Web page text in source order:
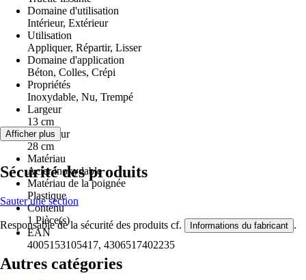
Domaine d'utilisation
Intérieur, Extérieur
Utilisation
Appliquer, Répartir, Lisser
Domaine d'application
Béton, Colles, Crépi
Propriétés
Inoxydable, Nu, Trempé
Largeur
13 cm
Longueur
28 cm
Matériau
Acier inoxydable
Matériau de la poignée
Plastique
Contenu
1 Pièce(s)
EAN
4005153105417, 4306517402235
Afficher plus
Sécurité des produits
Sauter une section
Responsable de la sécurité des produits cf. Informations du fabricant .
Autres catégories